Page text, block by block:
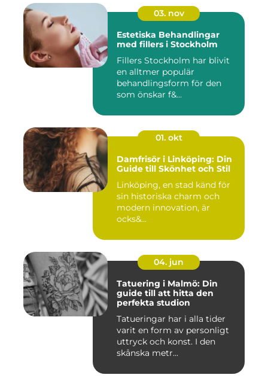
03. nov
Estetiska Behandlingar
med fillers i Stockholm
Fillers Stockholm har blivit
en alltmer populär
behandlingsform för den
som önskar f&...
01. okt
Damfrisör i Linköping: Din
Guide till Skönhet och Stil
Linköping, en stad känd för
sin historiska charm och
modern innovation, är
ocks&...
04. jun
Tatuering i Malmö: Din
guide till att hitta den
perfekta studion
Tatueringar har i alla tider
varit en form av personligt
uttryck och konst. I den
skånska metr...